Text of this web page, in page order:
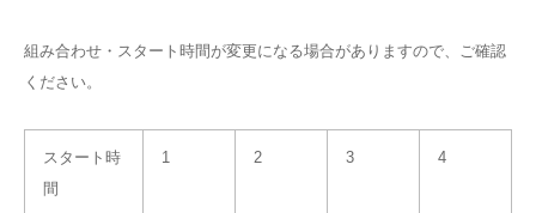
組み合わせ・スタート時間が変更になる場合がありますので、ご確認
ください。
スタート時
間
1 2 3 4